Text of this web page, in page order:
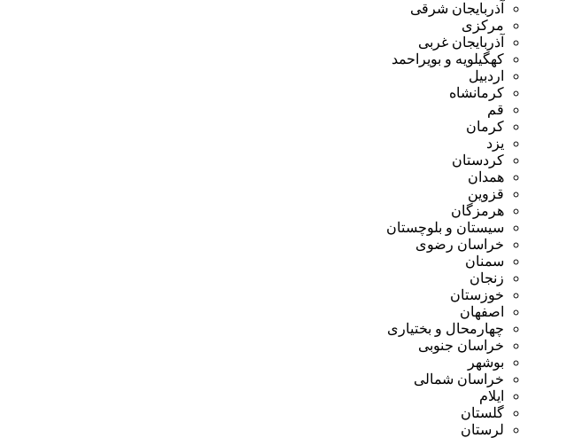
آذربایجان شرقی
مرکزی
آذربایجان غربی
کهگیلویه و بویراحمد
اردبیل
کرمانشاه
قم
کرمان
یزد
کردستان
همدان
قزوین
هرمزگان
سیستان و بلوچستان
خراسان رضوی
سمنان
زنجان
خوزستان
اصفهان
چهارمحال و بختیاری
خراسان جنوبی
بوشهر
خراسان شمالی
ایلام
گلستان
لرستان